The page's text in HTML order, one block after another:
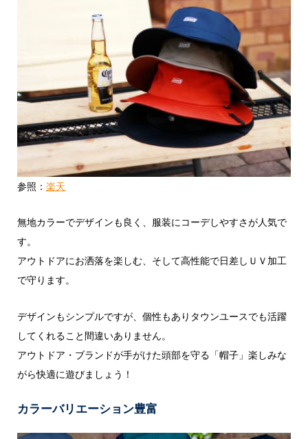
参照： 楽天
無地カラーでデザインも良く、服装にコーデしやすさが人気で
す。
アウトドアにお洒落を楽しむ、そして高性能で日差しＵＶ加工
で守ります。
デザインもシンプルですが、個性もありタウンユースでも活躍
してくれること間違いありません。
アウトドア・ブランドが手がけた頭部を守る「帽子」楽しみな
がら快適に遊びましょう！
カラーバリエーション豊富